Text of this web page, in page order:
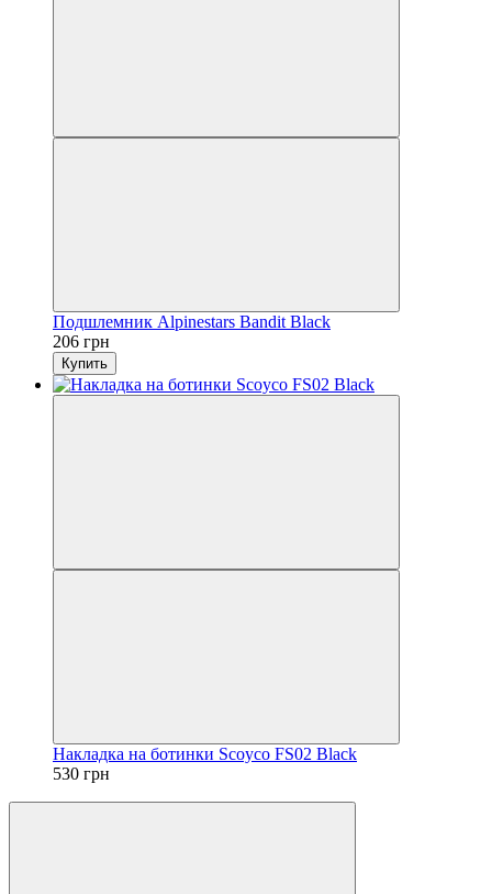
Подшлемник Alpinestars Bandit Black
206 грн
Купить
Накладка на ботинки Scoyco FS02 Black
530 грн